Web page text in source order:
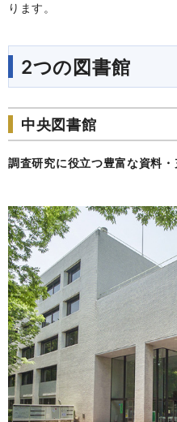
ります。
2つの図書館
中央図書館
調査研究に役立つ豊富な資料